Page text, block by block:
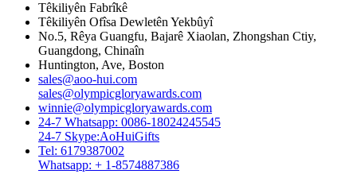
Têkiliyên Fabrîkê
Têkiliyên Ofîsa Dewletên Yekbûyî
No.5, Rêya Guangfu, Bajarê Xiaolan, Zhongshan Ctiy,
Guangdong, Chinaîn
Huntington, Ave, Boston
sales@aoo-hui.com
sales@olympicgloryawards.com
winnie@olympicgloryawards.com
24-7 Whatsapp: 0086-18024245545
24-7 Skype:AoHuiGifts
Tel: 6179387002
Whatsapp: + 1-8574887386